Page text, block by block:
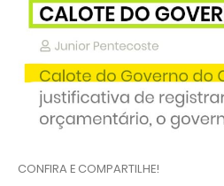
CONFIRA E COMPARTILHE!